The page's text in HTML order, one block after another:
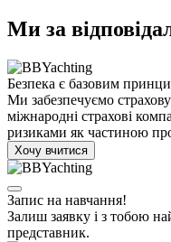
Ми за
Безпека є базовим
Ми забезпечуємо
міжнародні страхові
ризиками як частиною
Хочу вчитися
Запис на навчання!
Залиш заявку і з тобою
представник.